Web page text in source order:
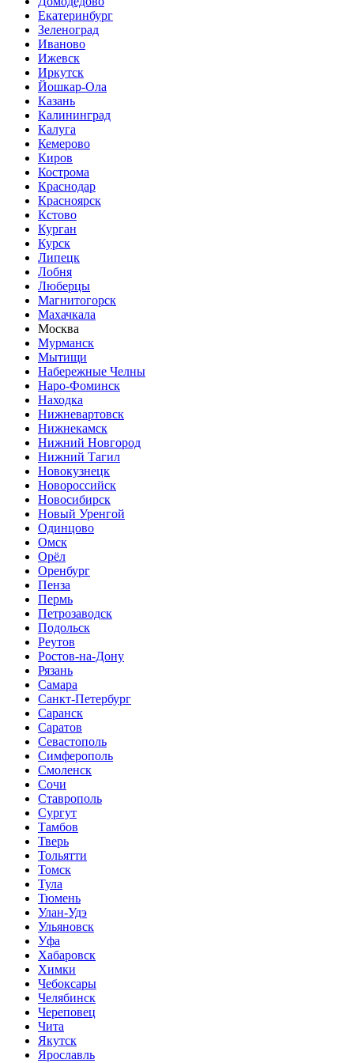
Екатеринбург
Зеленоград
Иваново
Ижевск
Иркутск
Йошкар-Ола
Казань
Калининград
Калуга
Кемерово
Киров
Кострома
Краснодар
Красноярск
Кстово
Курган
Курск
Липецк
Лобня
Люберцы
Магнитогорск
Махачкала
Москва
Мурманск
Мытищи
Набережные Челны
Наро-Фоминск
Находка
Нижневартовск
Нижнекамск
Нижний Новгород
Нижний Тагил
Новокузнецк
Новороссийск
Новосибирск
Новый Уренгой
Одинцово
Омск
Орёл
Оренбург
Пенза
Пермь
Петрозаводск
Подольск
Реутов
Ростов-на-Дону
Рязань
Самара
Санкт-Петербург
Саранск
Саратов
Севастополь
Симферополь
Смоленск
Сочи
Ставрополь
Сургут
Тамбов
Тверь
Тольятти
Томск
Тула
Тюмень
Улан-Удэ
Ульяновск
Уфа
Хабаровск
Химки
Чебоксары
Челябинск
Череповец
Чита
Якутск
Ярославль